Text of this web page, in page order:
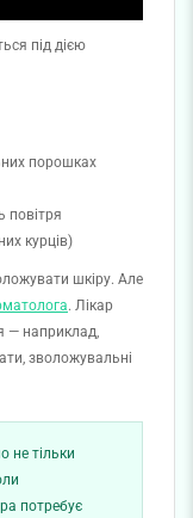
під дією
порошках
повітря
курців)
шкіру. Але
. Лікар
— наприклад,
зволожувальні
не тільки
потребує